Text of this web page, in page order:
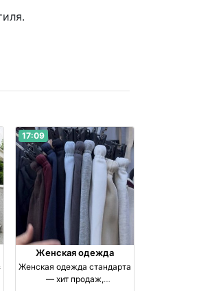
17:09
Женская одежда
Женская одежда стандарта
— хит продаж,